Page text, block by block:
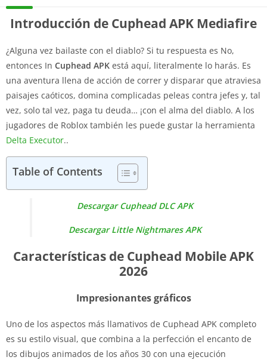
Introducción de Cuphead APK Mediafire
¿Alguna vez bailaste con el diablo? Si tu respuesta es No,
entonces In Cuphead APK está aquí, literalmente lo harás. Es
una aventura llena de acción de correr y disparar que atraviesa
paisajes caóticos, domina complicadas peleas contra jefes y, tal
vez, solo tal vez, paga tu deuda… ¡con el alma del diablo. A los
jugadores de Roblox también les puede gustar la herramienta
Delta Executor..
Table of Contents
Descargar Cuphead DLC APK
Descargar Little Nightmares APK
Características de Cuphead Mobile APK
2026
Impresionantes gráficos
Uno de los aspectos más llamativos de Cuphead APK completo
es su estilo visual, que combina a la perfección el encanto de
los dibujos animados de los años 30 con una ejecución